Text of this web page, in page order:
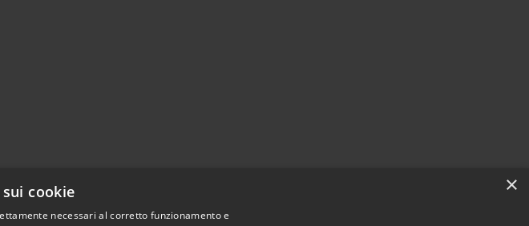
×
cookie
necessari al corretto funzionamento e